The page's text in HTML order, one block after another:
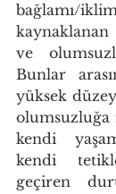
bağlamı/
ve
Bunlar
yüksek
kendi
kendi
geçiren